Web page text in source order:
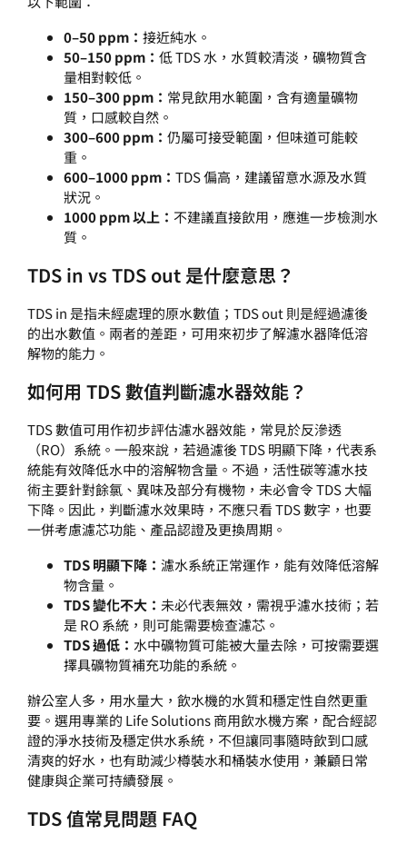
0–50 ppm： 接近純水。
50–150 ppm： 低 TDS 水，水質較清淡，礦物質含
量相對較低。
150–300 ppm： 常見飲用水範圍，含有適量礦物
質，口感較自然。
300–600 ppm： 仍屬可接受範圍，但味道可能較
重。
600–1000 ppm： TDS 偏高，建議留意水源及水質
狀況。
1000 ppm 以上： 不建議直接飲用，應進一步檢測水
質。
TDS in vs TDS out 是什麼意思？
TDS in 是指未經處理的原水數值；TDS out 則是經過濾後
的出水數值。兩者的差距，可用來初步了解濾水器降低溶
解物的能力。
如何用 TDS 數值判斷濾水器效能？
TDS 數值可用作初步評估濾水器效能，常見於反滲透
（RO）系統。一般來說，若過濾後 TDS 明顯下降，代表系
統能有效降低水中的溶解物含量。不過，活性碳等濾水技
術主要針對餘氯、異味及部分有機物，未必會令 TDS 大幅
下降。因此，判斷濾水效果時，不應只看 TDS 數字，也要
一併考慮濾芯功能、產品認證及更換周期。
TDS 明顯下降： 濾水系統正常運作，能有效降低溶解
物含量。
TDS 變化不大： 未必代表無效，需視乎濾水技術；若
是 RO 系統，則可能需要檢查濾芯。
TDS 過低： 水中礦物質可能被大量去除，可按需要選
擇具礦物質補充功能的系統。
辦公室人多，用水量大，飲水機的水質和穩定性自然更重
要。選用專業的 Life Solutions商用飲水機方案，配合經認
證的淨水技術及穩定供水系統，不但讓同事隨時飲到口感
清爽的好水，也有助減少樽裝水和桶裝水使用，兼顧日常
健康與企業可持續發展。
TDS 值常見問題 FAQ